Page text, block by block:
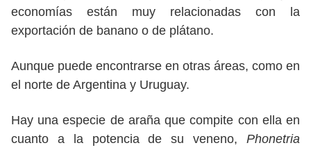
economías están muy relacionadas con la
exportación de banano o de plátano.
Aunque puede encontrarse en otras áreas, como en
el norte de Argentina y Uruguay.
Hay una especie de araña que compite con ella en
cuanto a la potencia de su veneno, Phonetria